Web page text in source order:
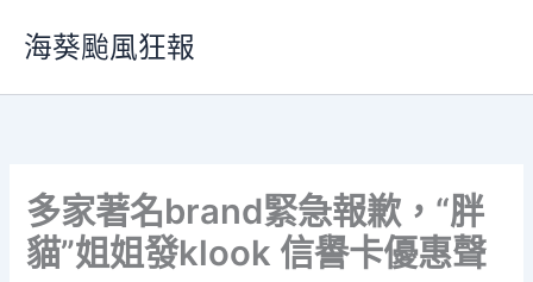
要
海葵颱風狂報
多家著名brand緊急報歉，“胖
貓”姐姐發klook 信譽卡優惠聲